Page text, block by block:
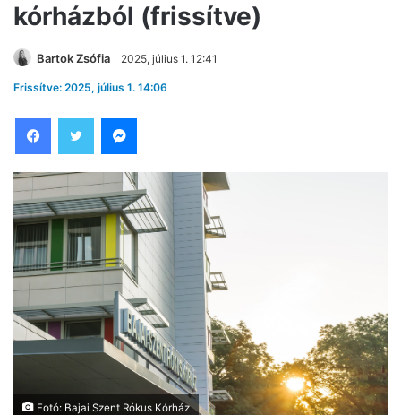
kórházból (frissítve)
Bartok Zsófia 2025, július 1. 12:41
Frissítve: 2025, július 1. 14:06
Fotó: Bajai Szent Rókus Kórház